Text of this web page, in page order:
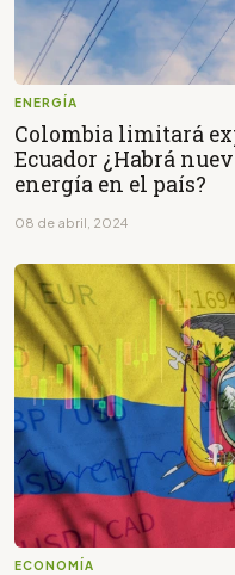
ENERGÍA
Colombia limitará
Ecuador ¿Habrá
energía en el país?
08 de abril, 2024
ECONOMÍA